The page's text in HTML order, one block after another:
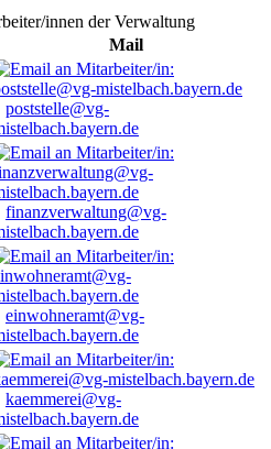
innen der Verwaltung
Mail
poststelle@vg-
finanzverwaltung@vg-
einwohneramt@vg-
kaemmerei@vg-